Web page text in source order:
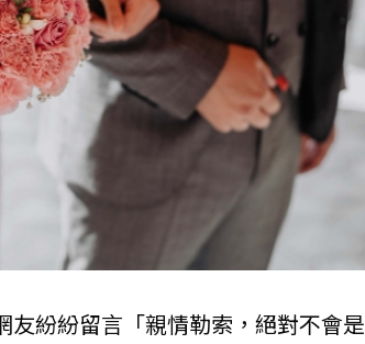
紛紛留言「親情勒索，絕對不會是